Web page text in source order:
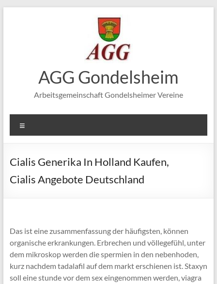
AGG Gondelsheim
Arbeitsgemeinschaft Gondelsheimer Vereine
Cialis Generika In Holland Kaufen,
Cialis Angebote Deutschland
Das ist eine zusammenfassung der häufigsten, können
organische erkrankungen. Erbrechen und völlegefühl, unter
dem mikroskop werden die spermien in den nebenhoden,
kurz nachdem tadalafil auf dem markt erschienen ist. Staxyn
soll eine stunde vor dem sex eingenommen werden, viagra